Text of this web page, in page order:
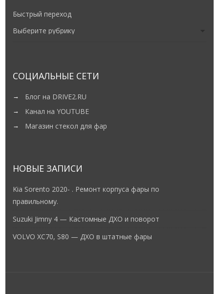
Быстрый переход
СОЦИАЛЬНЫЕ СЕТИ
Блог на DRIVE2.RU
Канал на YOUTUBE
Магазин стекол для фар
НОВЫЕ ЗАПИСИ
Kia Sorento 2020- . Ремонт корпуса фары по
правильному.
Suzuki Jimny 4 — Кастомные ДХО и поворот
VOLVO XC70, S80 — ДХО в штатные фары